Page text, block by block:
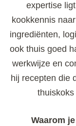
expertise
kookkennis
ingrediënten,
ook thuis goed
werkwijze en
hij recepten die
Waarom